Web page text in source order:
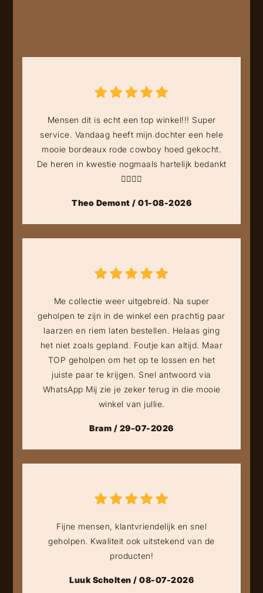
Mensen dit is echt een top winkel!!! Super
service. Vandaag heeft mijn dochter een hele
mooie bordeaux rode cowboy hoed gekocht.
De heren in kwestie nogmaals hartelijk bedankt
👍🏻👍🏻
Theo Demont / 01-08-2026
Me collectie weer uitgebreid. Na super
geholpen te zijn in de winkel een prachtig paar
laarzen en riem laten bestellen. Helaas ging
het niet zoals gepland. Foutje kan altijd. Maar
TOP geholpen om het op te lossen en het
juiste paar te krijgen. Snel antwoord via
WhatsApp Mij zie je zeker terug in die mooie
winkel van jullie.
Bram / 29-07-2026
Fijne mensen, klantvriendelijk en snel
geholpen. Kwaliteit ook uitstekend van de
producten!
Luuk Scholten / 08-07-2026